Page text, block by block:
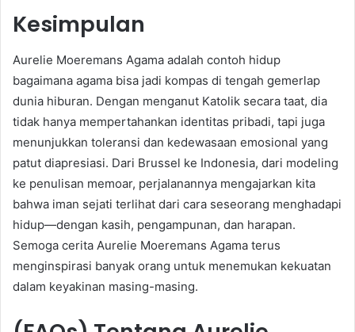
Kesimpulan
Aurelie Moeremans Agama adalah contoh hidup
bagaimana agama bisa jadi kompas di tengah gemerlap
dunia hiburan. Dengan menganut Katolik secara taat, dia
tidak hanya mempertahankan identitas pribadi, tapi juga
menunjukkan toleransi dan kedewasaan emosional yang
patut diapresiasi. Dari Brussel ke Indonesia, dari modeling
ke penulisan memoar, perjalanannya mengajarkan kita
bahwa iman sejati terlihat dari cara seseorang menghadapi
hidup—dengan kasih, pengampunan, dan harapan.
Semoga cerita Aurelie Moeremans Agama terus
menginspirasi banyak orang untuk menemukan kekuatan
dalam keyakinan masing-masing.